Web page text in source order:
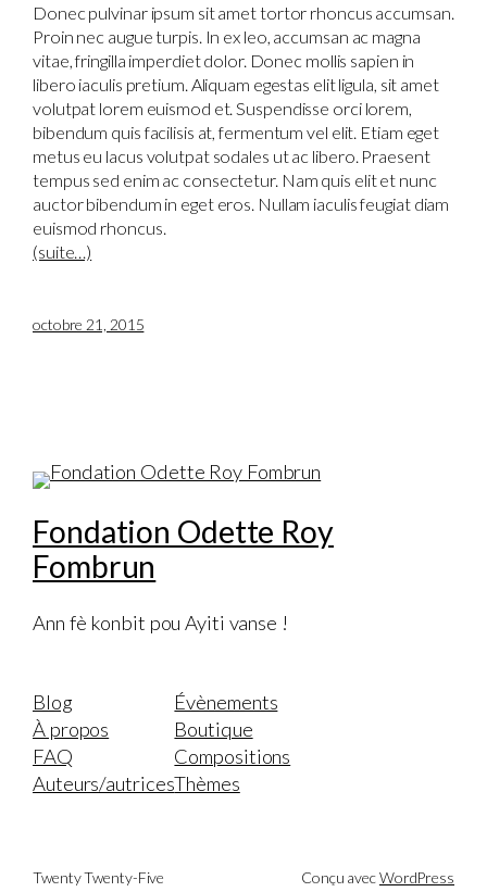
Donec pulvinar ipsum sit amet tortor rhoncus accumsan.
Proin nec augue turpis. In ex leo, accumsan ac magna
vitae, fringilla imperdiet dolor. Donec mollis sapien in
libero iaculis pretium. Aliquam egestas elit ligula, sit amet
volutpat lorem euismod et. Suspendisse orci lorem,
bibendum quis facilisis at, fermentum vel elit. Etiam eget
metus eu lacus volutpat sodales ut ac libero. Praesent
tempus sed enim ac consectetur. Nam quis elit et nunc
auctor bibendum in eget eros. Nullam iaculis feugiat diam
euismod rhoncus.
(suite…)
octobre 21, 2015
Fondation Odette Roy
Fombrun
Ann fè konbit pou Ayiti vanse !
Blog
À propos
FAQ
Auteurs/autrices
Évènements
Boutique
Compositions
Thèmes
Twenty Twenty-Five Conçu avecWordPress